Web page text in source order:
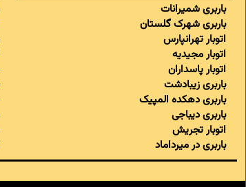
باربری شمیرانات
باربری شهرک گلستان
اتوبار تهرانپارس
اتوبار مجیدیه
اتوبار پاسداران
باربری زیبادشت
باربری دهکده المپیک
باربری دیباجی
اتوبار تجریش
باربری در میرداماد